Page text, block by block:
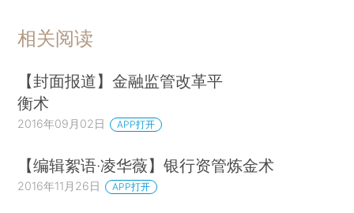
相关阅读
【封面报道】金融监管改革平
衡术
2016年09月02日 APP打开
【编辑絮语·凌华薇】银行资管炼金术
2016年11月26日 APP打开